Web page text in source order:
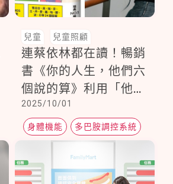
兒童 兒童照顧
連蔡依林都在讀！暢銷
書《你的人生，他們六
個說的算》利用「他們
六個」幫助孩子與家長
加速生活實踐
2025/10/01
身體機能 多巴胺調控系統